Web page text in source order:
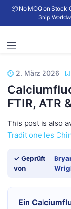
📦 No MOQ on Stock
Ship
2. März 2026
FTIR, ATR
This post is also
Traditionelles
✓ Geprüft
von
Ein